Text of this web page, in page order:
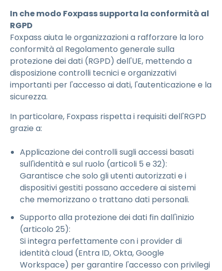
In che modo Foxpass supporta la conformità al
RGPD
Foxpass aiuta le organizzazioni a rafforzare la loro
conformità al Regolamento generale sulla
protezione dei dati (RGPD) dell'UE, mettendo a
disposizione controlli tecnici e organizzativi
importanti per l'accesso ai dati, l'autenticazione e la
sicurezza.
In particolare, Foxpass rispetta i requisiti dell'RGPD
grazie a:
Applicazione dei controlli sugli accessi basati
sull'identità e sul ruolo (articoli 5 e 32):
Garantisce che solo gli utenti autorizzati e i
dispositivi gestiti possano accedere ai sistemi
che memorizzano o trattano dati personali.
Supporto alla protezione dei dati fin dall'inizio
(articolo 25):
Si integra perfettamente con i provider di
identità cloud (Entra ID, Okta, Google
Workspace) per garantire l'accesso con privilegi